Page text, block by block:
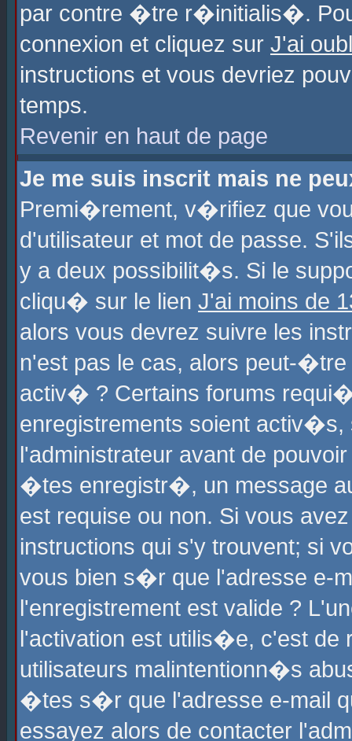
par contre �tre r�initialis�.
connexion et cliquez sur J'ai
instructions et vous devriez
temps.
Revenir en haut de page
Je me suis inscrit mais ne
Premi�rement, v�rifiez que
d'utilisateur et mot de passe.
y a deux possibilit�s. Si le
cliqu� sur le lien J'ai moins de
alors vous devrez suivre les
n'est pas le cas, alors peut-
activ� ? Certains forums
enregistrements soient
l'administrateur avant de
�tes enregistr�, un message
est requise ou non. Si vous
instructions qui s'y trouvent; si
vous bien s�r que l'adresse e-
l'enregistrement est valide ?
l'activation est utilis�e, c'est
utilisateurs malintentionn�s
�tes s�r que l'adresse e-mail
essayez alors de contacter